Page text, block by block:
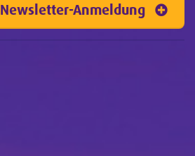
Newsletter-Anmeldung